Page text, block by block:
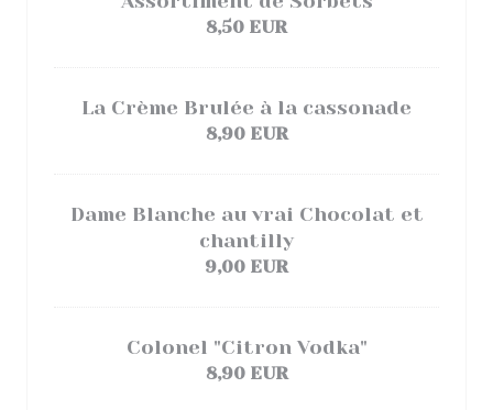
8,50 EUR
La Crème Brulée à la cassonade
8,90 EUR
Dame Blanche au vrai Chocolat et
chantilly
9,00 EUR
Colonel "Citron Vodka"
8,90 EUR